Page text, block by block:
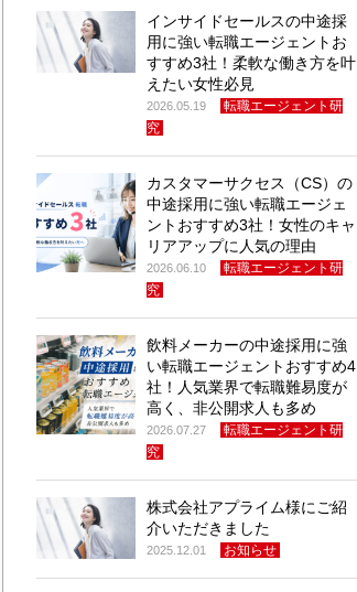
インサイドセールスの中途採
用に強い転職エージェントお
すすめ3社！柔軟な働き方を叶
えたい女性必見
2026.05.19
転職エージェント研
究
カスタマーサクセス（CS）の
中途採用に強い転職エージェ
ントおすすめ3社！女性のキャ
リアアップに人気の理由
2026.06.10
転職エージェント研
究
飲料メーカーの中途採用に強
い転職エージェントおすすめ4
社！人気業界で転職難易度が
高く、非公開求人も多め
2026.07.27
転職エージェント研
究
株式会社アプライム様にご紹
介いただきました
2025.12.01 お知らせ